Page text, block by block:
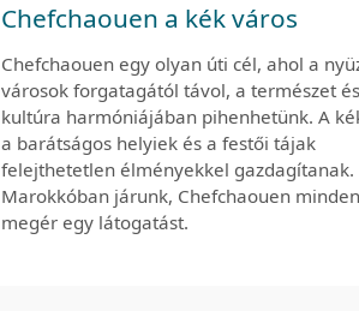
Chefchaouen a kék város
Chefchaouen egy olyan úti cél, ahol a
városok forgatagától távol, a természet
kultúra harmóniájában pihenhetünk. A
a barátságos helyiek és a festői tájak
felejthetetlen élményekkel gazdagítanak.
Marokkóban járunk, Chefchaouen
megér egy látogatást.